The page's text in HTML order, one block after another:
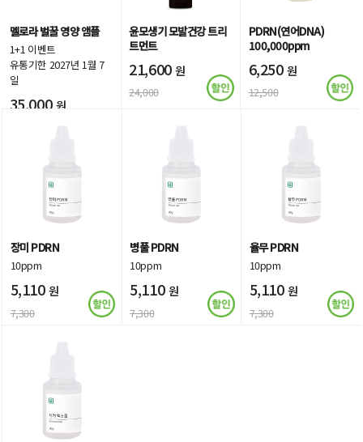
멜로라 벌꿀 영양 앰플
1+1 이벤트
유통기한 2027년 1월 7
일
35,000 원
윤모생기 모발건강 트리
트먼트
21,600 원
24,000
PDRN(연어DNA)
100,000ppm
6,250 원
12,500
장미 PDRN
10ppm
5,110 원
7,300
병풀 PDRN
10ppm
5,110 원
7,300
율무 PDRN
10ppm
5,110 원
7,300